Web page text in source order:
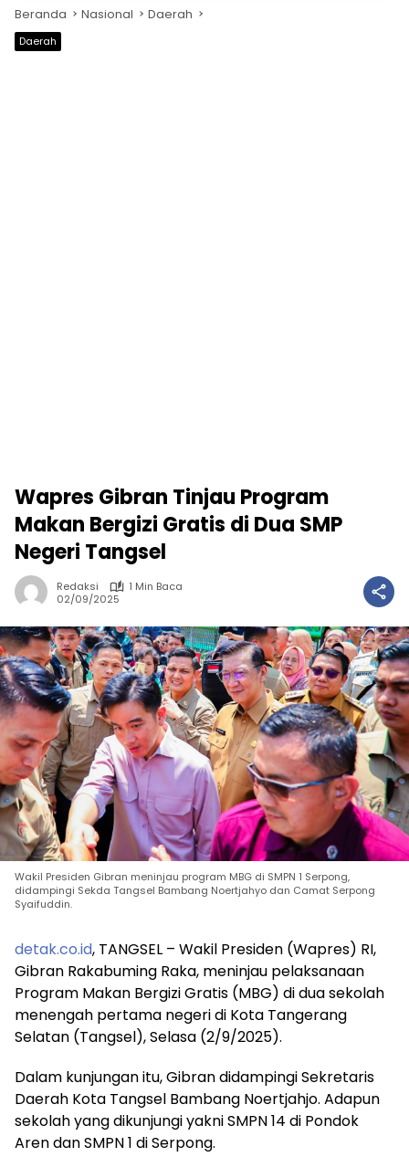
Beranda Nasional Daerah
Daerah
Wapres Gibran Tinjau Program
Makan Bergizi Gratis di Dua SMP
Negeri Tangsel
Redaksi
1 Min Baca
02/09/2025
Wakil Presiden Gibran meninjau program MBG di SMPN 1 Serpong,
didampingi Sekda Tangsel Bambang Noertjahyo dan Camat Serpong
Syaifuddin.
detak.co.id, TANGSEL – Wakil Presiden (Wapres) RI,
Gibran Rakabuming Raka, meninjau pelaksanaan
Program Makan Bergizi Gratis (MBG) di dua sekolah
menengah pertama negeri di Kota Tangerang
Selatan (Tangsel), Selasa (2/9/2025).
Dalam kunjungan itu, Gibran didampingi Sekretaris
Daerah Kota Tangsel Bambang Noertjahjo. Adapun
sekolah yang dikunjungi yakni SMPN 14 di Pondok
Aren dan SMPN 1 di Serpong.